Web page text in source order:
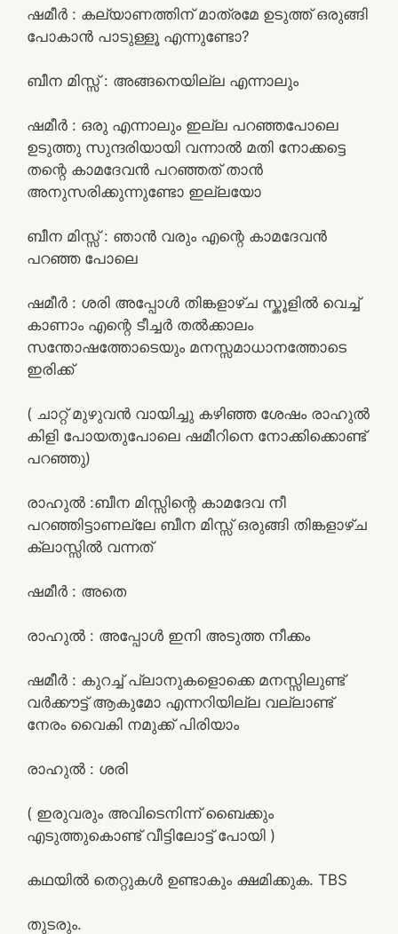
ഷമീർ : കല്യാണത്തിന് മാത്രമേ ഉടുത്ത് ഒരുങ്ങി
പോകാൻ പാടുള്ളൂ എന്നുണ്ടോ?
ബീന മിസ്സ്‌ : അങ്ങനെയില്ല എന്നാലും
ഷമീർ : ഒരു എന്നാലും ഇല്ല പറഞ്ഞപോലെ
ഉടുത്തു സുന്ദരിയായി വന്നാൽ മതി നോക്കട്ടെ
തന്റെ കാമദേവൻ പറഞ്ഞത് താൻ
അനുസരിക്കുന്നുണ്ടോ ഇല്ലയോ
ബീന മിസ്സ്‌ : ഞാൻ വരും എന്റെ കാമദേവൻ
പറഞ്ഞ പോലെ
ഷമീർ : ശരി അപ്പോൾ തിങ്കളാഴ്ച സ്കൂളിൽ വെച്ച്
കാണാം എന്റെ ടീച്ചർ തൽക്കാലം
സന്തോഷത്തോടെയും മനസ്സമാധാനത്തോടെ
ഇരിക്ക്
( ചാറ്റ് മുഴുവൻ വായിച്ചു കഴിഞ്ഞ ശേഷം രാഹുൽ
കിളി പോയതുപോലെ ഷമീറിനെ നോക്കിക്കൊണ്ട്
പറഞ്ഞു)
രാഹുൽ :ബീന മിസ്സിന്റെ കാമദേവ നീ
പറഞ്ഞിട്ടാണല്ലേ ബീന മിസ്സ് ഒരുങ്ങി തിങ്കളാഴ്ച
ക്ലാസ്സിൽ വന്നത്
ഷമീർ : അതെ
രാഹുൽ : അപ്പോൾ ഇനി അടുത്ത നീക്കം
ഷമീർ : കുറച്ച് പ്ലാനുകളൊക്കെ മനസ്സിലുണ്ട്
വർക്കൗട്ട് ആകുമോ എന്നറിയില്ല വല്ലാണ്ട്
നേരം വൈകി നമുക്ക് പിരിയാം
രാഹുൽ : ശരി
( ഇരുവരും അവിടെനിന്ന് ബൈക്കും
എടുത്തുകൊണ്ട് വീട്ടിലോട്ട് പോയി )
കഥയിൽ തെറ്റുകൾ ഉണ്ടാകും ക്ഷമിക്കുക. TBS
തുടരും.